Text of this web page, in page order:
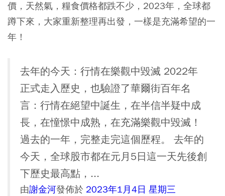
價，天然氣，糧食價格都跌不少，2023年，全球都
蹲下來，大家重新整理再出發，一樣是充滿希望的一
年！
去年的今天：行情在樂觀中毀滅 2022年
正式走入歷史，也驗證了華爾街百年名
言：行情在絕望中誕生，在半信半疑中成
長，在憧憬中成熟，在充滿樂觀中毀滅！
過去的一年，完整走完這個歷程。 去年的
今天，全球股市都在元月5日這一天先後創
下歷史最高點，...
由謝金河發佈於 2023年1月4日 星期三